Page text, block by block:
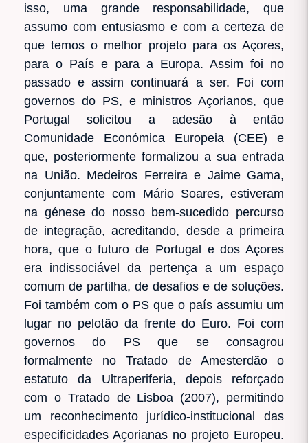
isso, uma grande responsabilidade, que
assumo com entusiasmo e com a certeza de
que temos o melhor projeto para os Açores,
para o País e para a Europa. Assim foi no
passado e assim continuará a ser. Foi com
governos do PS, e ministros Açorianos, que
Portugal solicitou a adesão à então
Comunidade Económica Europeia (CEE) e
que, posteriormente formalizou a sua entrada
na União. Medeiros Ferreira e Jaime Gama,
conjuntamente com Mário Soares, estiveram
na génese do nosso bem-sucedido percurso
de integração, acreditando, desde a primeira
hora, que o futuro de Portugal e dos Açores
era indissociável da pertença a um espaço
comum de partilha, de desafios e de soluções.
Foi também com o PS que o país assumiu um
lugar no pelotão da frente do Euro. Foi com
governos do PS que se consagrou
formalmente no Tratado de Amesterdão o
estatuto da Ultraperiferia, depois reforçado
com o Tratado de Lisboa (2007), permitindo
um reconhecimento jurídico-institucional das
especificidades Açorianas no projeto Europeu.